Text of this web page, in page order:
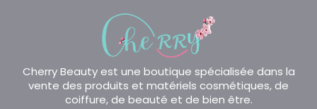
Cherry Beauty est une boutique spécialisée dans la
vente des produits et matériels cosmétiques, de
coiffure, de beauté et de bien être.